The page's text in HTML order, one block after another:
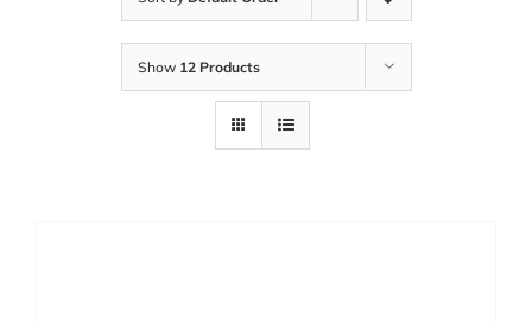
Show 12 Products